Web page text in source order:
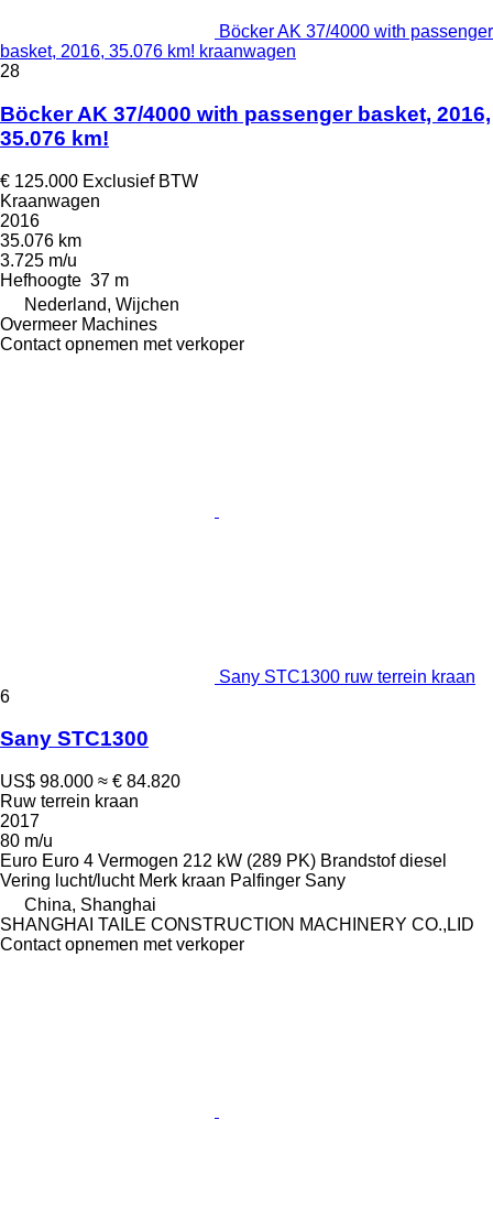
Böcker AK 37/4000 with passenger
basket, 2016, 35.076 km! kraanwagen
28
Böcker AK 37/4000 with passenger basket, 2016,
35.076 km!
€ 125.000 Exclusief BTW
Kraanwagen
2016
35.076 km
3.725 m/u
Hefhoogte 37 m
Nederland, Wijchen
Overmeer Machines
Contact opnemen met verkoper
Sany STC1300 ruw terrein kraan
6
Sany STC1300
US$ 98.000 ≈ € 84.820
Ruw terrein kraan
2017
80 m/u
Euro Euro 4 Vermogen 212 kW (289 PK) Brandstof diesel
Vering lucht/lucht Merk kraan Palfinger Sany
China, Shanghai
SHANGHAI TAILE CONSTRUCTION MACHINERY CO.,LID
Contact opnemen met verkoper